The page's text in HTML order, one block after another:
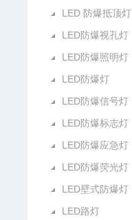
LED 防爆抵顶灯
LED防爆视孔灯
LED防爆照明灯
LED防爆灯
LED防爆信号灯
LED防爆标志灯
LED防爆应急灯
LED防爆荧光灯
LED壁式防爆灯
LED路灯